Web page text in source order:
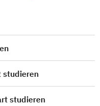
studieren
studieren